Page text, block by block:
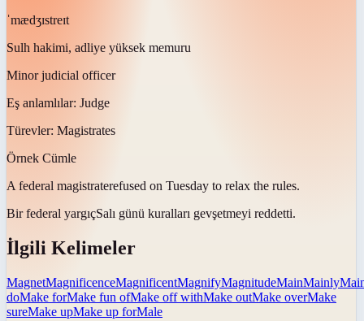
ˈmædʒɪstreɪt
Sulh hakimi, adliye yüksek memuru
Minor judicial officer
Eş anlamlılar: Judge
Türevler: Magistrates
Örnek Cümle
A federal magistraterefused on Tuesday to relax the rules.
Bir federal yargıçSalı günü kuralları gevşetmeyi reddetti.
İlgili Kelimeler
MagnetMagnificenceMagnificentMagnifyMagnitudeMainMainly
doMake forMake fun ofMake off withMake outMake overMake
sureMake upMake up forMale